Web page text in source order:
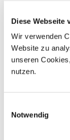
Diese Webseite
Wir verwenden
Website zu
unseren
nutzen.
Notwendig
10 11
17
24 25